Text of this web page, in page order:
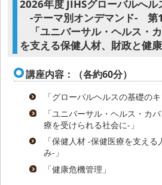
2026年度 JIHSグローバルへ
-テーマ別オンデマンド- 第
「ユニバーサル・ヘルス・カ
を支える保健人材、財政と健康
講座内容：（各約60分）
「グローバルヘルスの基礎のキ
「ユニバーサル・ヘルス・カ
療を受けられる社会に-」
「保健人材 -保健医療を支え
み-」
「健康危機管理」